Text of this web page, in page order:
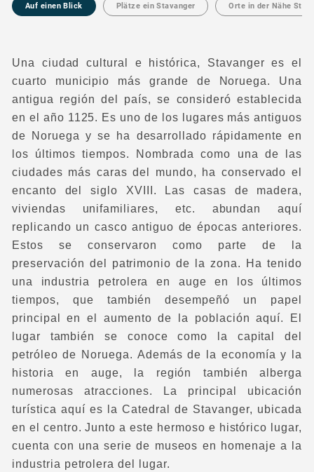
Auf einen Blick Plätze ein Stavanger Orte in der Nähe
Una ciudad cultural e histórica, Stavanger es el
cuarto municipio más grande de Noruega. Una
antigua región del país, se consideró establecida
en el año 1125. Es uno de los lugares más antiguos
de Noruega y se ha desarrollado rápidamente en
los últimos tiempos. Nombrada como una de las
ciudades más caras del mundo, ha conservado el
encanto del siglo XVIII. Las casas de madera,
viviendas unifamiliares, etc. abundan aquí
replicando un casco antiguo de épocas anteriores.
Estos se conservaron como parte de la
preservación del patrimonio de la zona. Ha tenido
una industria petrolera en auge en los últimos
tiempos, que también desempeñó un papel
principal en el aumento de la población aquí. El
lugar también se conoce como la capital del
petróleo de Noruega. Además de la economía y la
historia en auge, la región también alberga
numerosas atracciones. La principal ubicación
turística aquí es la Catedral de Stavanger, ubicada
en el centro. Junto a este hermoso e histórico lugar,
cuenta con una serie de museos en homenaje a la
industria petrolera del lugar.